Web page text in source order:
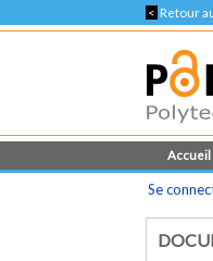
< Retour
Accueil
Se